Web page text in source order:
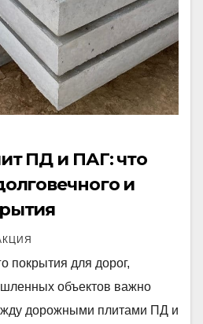
ПД и ПАГ: что
и
покрытия для дорог,
объектов важно
дорожными плитами ПД и